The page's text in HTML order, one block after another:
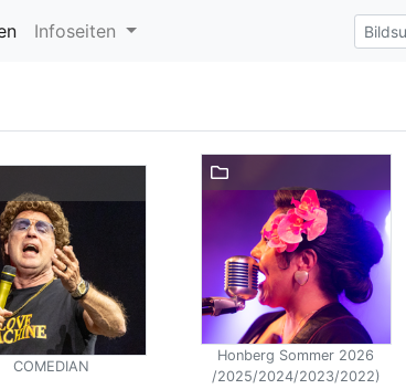
Infoseiten
COMEDIAN
Honberg Sommer 2026
/2025/2024/2023/2022)